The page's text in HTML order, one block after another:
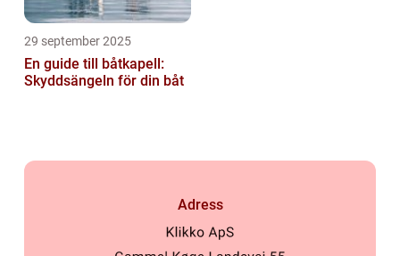
29 september 2025
En guide till båtkapell:
Skyddsängeln för din båt
Adress